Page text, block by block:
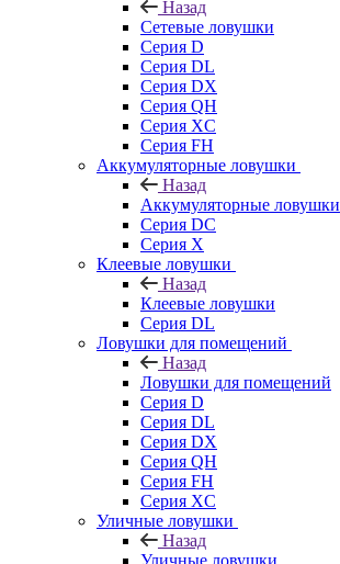
Назад
Сетевые ловушки
Серия D
Серия DL
Серия DX
Серия QH
Серия XC
Серия FH
Аккумуляторные ловушки
Назад
Аккумуляторные ловушки
Серия DC
Серия X
Клеевые ловушки
Назад
Клеевые ловушки
Серия DL
Ловушки для помещений
Назад
Ловушки для помещений
Серия D
Серия DL
Серия DX
Серия QH
Серия FH
Серия XC
Уличные ловушки
Назад
Уличные ловушки